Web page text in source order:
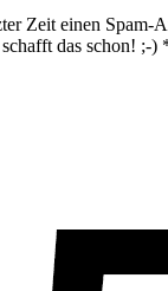
Zeit einen Spam-
das schon! ;-)